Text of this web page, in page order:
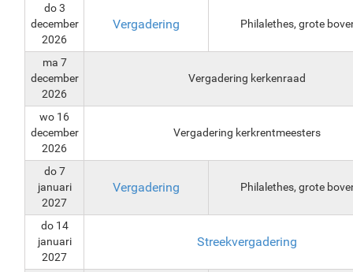
do 3
december
2026
Vergadering Philalethes, grote
ma 7
december
2026
Vergadering kerkenraad
wo 16
december
2026
Vergadering kerkrentmeesters
do 7
januari
2027
Vergadering Philalethes, grote
do 14
januari
2027
Streekvergadering